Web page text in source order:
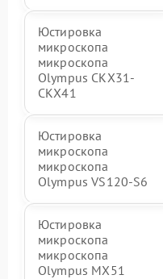
Юстировка
микроскопа
микроскопа
Olympus CKX31-
CKX41
Юстировка
микроскопа
микроскопа
Olympus VS120-S6
Юстировка
микроскопа
микроскопа
Olympus MX51